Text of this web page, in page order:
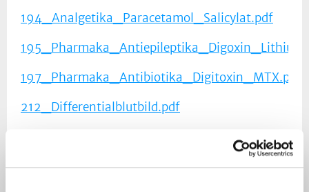
194_Analgetika_Paracetamol_Salicylat.pdf
197_Pharmaka_Antibiotika_Digitoxin_MTX.pdf
212_Differentialblutbild.pdf
241_Plasmaproteine.pdf